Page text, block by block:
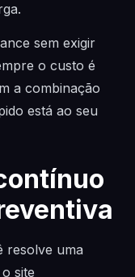
sem exigir
o custo é
a combinação
está ao seu
resolve uma
site